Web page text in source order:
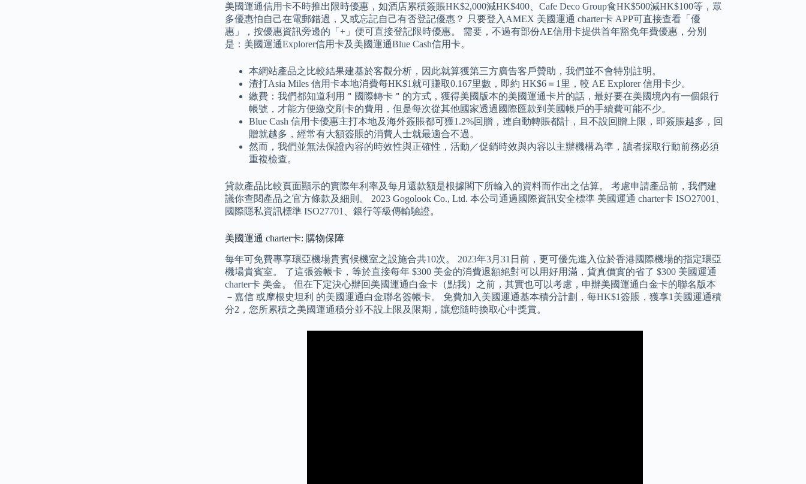
美國運通信用卡不時推出限時優惠，如酒店累積簽賬HK$2,000減HK$400、Cafe Deco Group食HK$500減HK$100等，眾
多優惠怕自己在電郵錯過，又或忘記自己有否登記優惠？ 只要登入AMEX 美國運通 charter卡 APP可直接查看「優
惠」，按優惠資訊旁邊的「+」便可直接登記限時優惠。 需要，不過有部份AE信用卡提供首年豁免年費優惠，分別
是：美國運通Explorer信用卡及美國運通Blue Cash信用卡。
本網站產品之比較結果建基於客觀分析，因此就算獲第三方廣告客戶贊助，我們並不會特別註明。
渣打Asia Miles 信用卡本地消費每HK$1就可賺取0.167里數，即約 HK$6＝1里，較 AE Explorer 信用卡少。
繳費：我們都知道利用＂國際轉卡＂的方式，獲得美國版本的美國運通卡片的話，最好要在美國境內有一個銀行
帳號，才能方便繳交刷卡的費用，但是每次從其他國家透過國際匯款到美國帳戶的手續費可能不少。
Blue Cash 信用卡優惠主打本地及海外簽賬都可獲1.2%回贈，連自動轉賬都計，且不設回贈上限，即簽賬越多，回
贈就越多，經常有大額簽賬的消費人士就最適合不過。
然而，我們並無法保證內容的時效性與正確性，活動／促銷時效與內容以主辦機構為準，讀者採取行動前務必須
重複檢查。
貸款產品比較頁面顯示的實際年利率及每月還款額是根據閣下所輸入的資料而作出之估算。 考慮申請產品前，我們建
議你查閱產品之官方條款及細則。 2023 Gogolook Co., Ltd. 本公司通過國際資訊安全標準 美國運通 charter卡 ISO27001、
國際隱私資訊標準 ISO27701、銀行等級傳輸驗證。
美國運通 charter卡: 購物保障
每年可免費專享環亞機場貴賓候機室之設施合共10次。 2023年3月31日前，更可優先進入位於香港國際機場的指定環亞
機場貴賓室。 了這張簽帳卡，等於直接每年 $300 美金的消費退額絕對可以用好用滿，貨真價實的省了 $300 美國運通
charter卡 美金。 但在下定決心辦回美國運通白金卡（點我）之前，其實也可以考慮，申辦美國運通白金卡的聯名版本
－嘉信 或摩根史坦利 的美國運通白金聯名簽帳卡。 免費加入美國運通基本積分計劃，每HK$1簽賬，獲享1美國運通積
分2，您所累積之美國運通積分並不設上限及限期，讓您隨時換取心中獎賞。